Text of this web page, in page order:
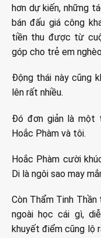
hơn dự kiến, những
bán đấu giá công
tiền thu được từ
góp cho trẻ em
Động thái này cũng
lên rất nhiều.
Đó đơn giản là một
Hoắc Phàm và tôi.
Hoắc Phàm cười
Di là ngôi sao may
Còn Thẩm Tinh
ngoài học cái gì,
khuyết điểm cũng lộ